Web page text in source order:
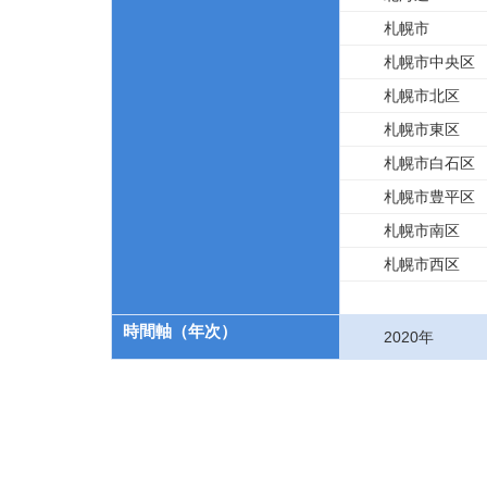
札幌市
札幌市中央区
札幌市北区
札幌市東区
札幌市白石区
札幌市豊平区
札幌市南区
札幌市西区
時間軸（年次） 2020年